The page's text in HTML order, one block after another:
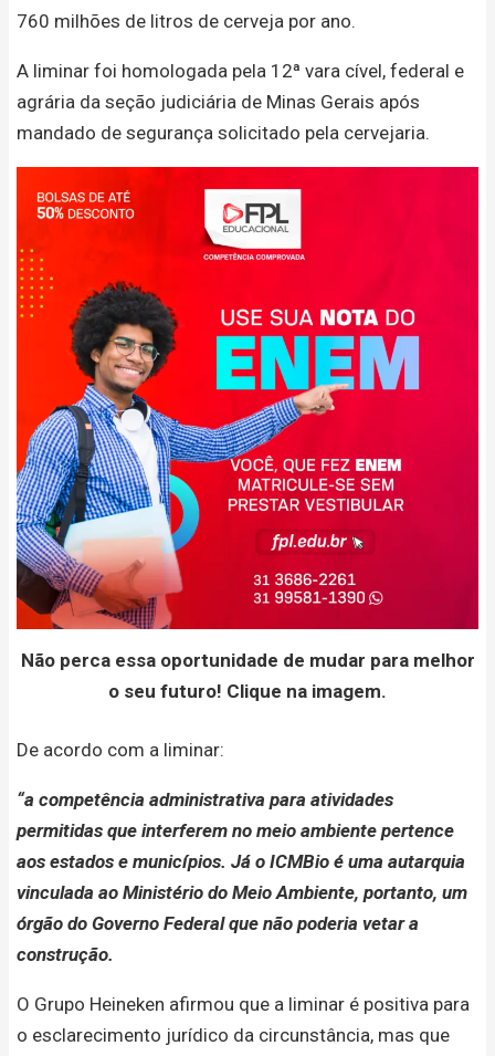
760 milhões de litros de cerveja por ano.
A liminar foi homologada pela 12ª vara cível, federal e
agrária da seção judiciária de Minas Gerais após
mandado de segurança solicitado pela cervejaria.
Não perca essa oportunidade de mudar para melhor
o seu futuro! Clique na imagem.
De acordo com a liminar:
“a competência administrativa para atividades
permitidas que interferem no meio ambiente pertence
aos estados e municípios. Já o ICMBio é uma autarquia
vinculada ao Ministério do Meio Ambiente, portanto, um
órgão do Governo Federal que não poderia vetar a
construção.
O Grupo Heineken afirmou que a liminar é positiva para
o esclarecimento jurídico da circunstância, mas que